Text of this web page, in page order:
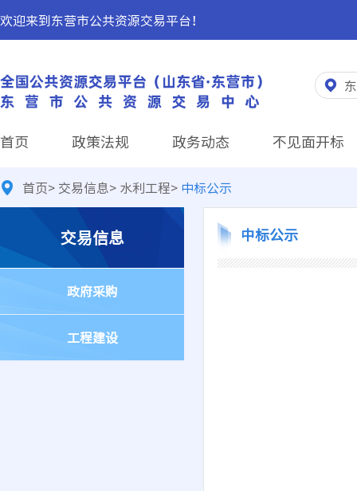
欢迎来到东营市公共资源交易平台！
首页 政策法规 政务动态 不见面开标
首页> 交易信息> 水利工程> 中标公示
交易信息
政府采购
工程建设
中标公示